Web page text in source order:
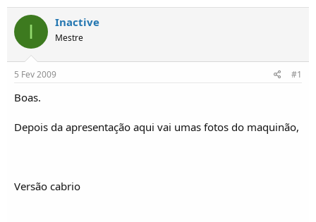
n
i
i
d
o
r
T
c
a
t
d
o
I Inactive
Mestre
5 Fev 2009 #1
Boas.
Depois da apresentação aqui vai umas fotos do maquinão,
Versão cabrio